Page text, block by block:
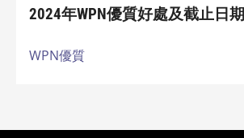
2024年WPN優質好處及截止日期
WPN優質